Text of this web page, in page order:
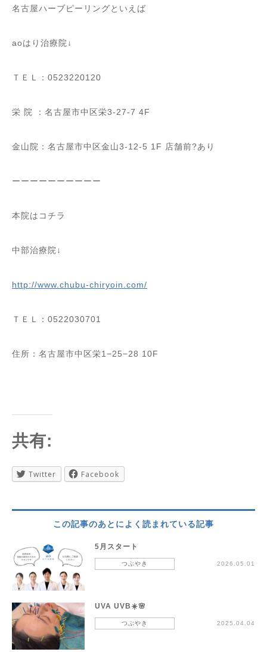
名古屋ハーブピーリングといえば
aoはり治療院↓
ＴＥＬ： 0523220120
栄 院 ：名古屋市中区栄3-27-7 4F
金山院：名古屋市中区金山3-12-5 1F 店舗前?︎あり
ーーーーーーーーーー
本院はコチラ
中部治療院↓
http://www.chubu-chiryoin.com/
ＴＥＬ： 0522030701
住所：名古屋市中区栄1−25−28 10F
共有:
Twitter Facebook
この記事のあとによく読まれている記事
5月スタート
つぶやき 2026.05.01
UVA UVB☀️🌸
つぶやき 2025.04.04